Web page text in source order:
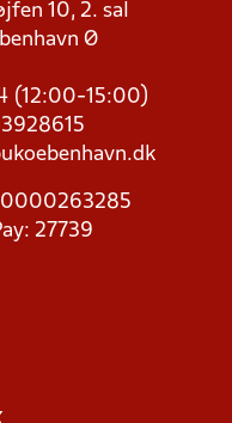
10, 2. sal
Ø
(12:00-15:00)
0000263285
27739